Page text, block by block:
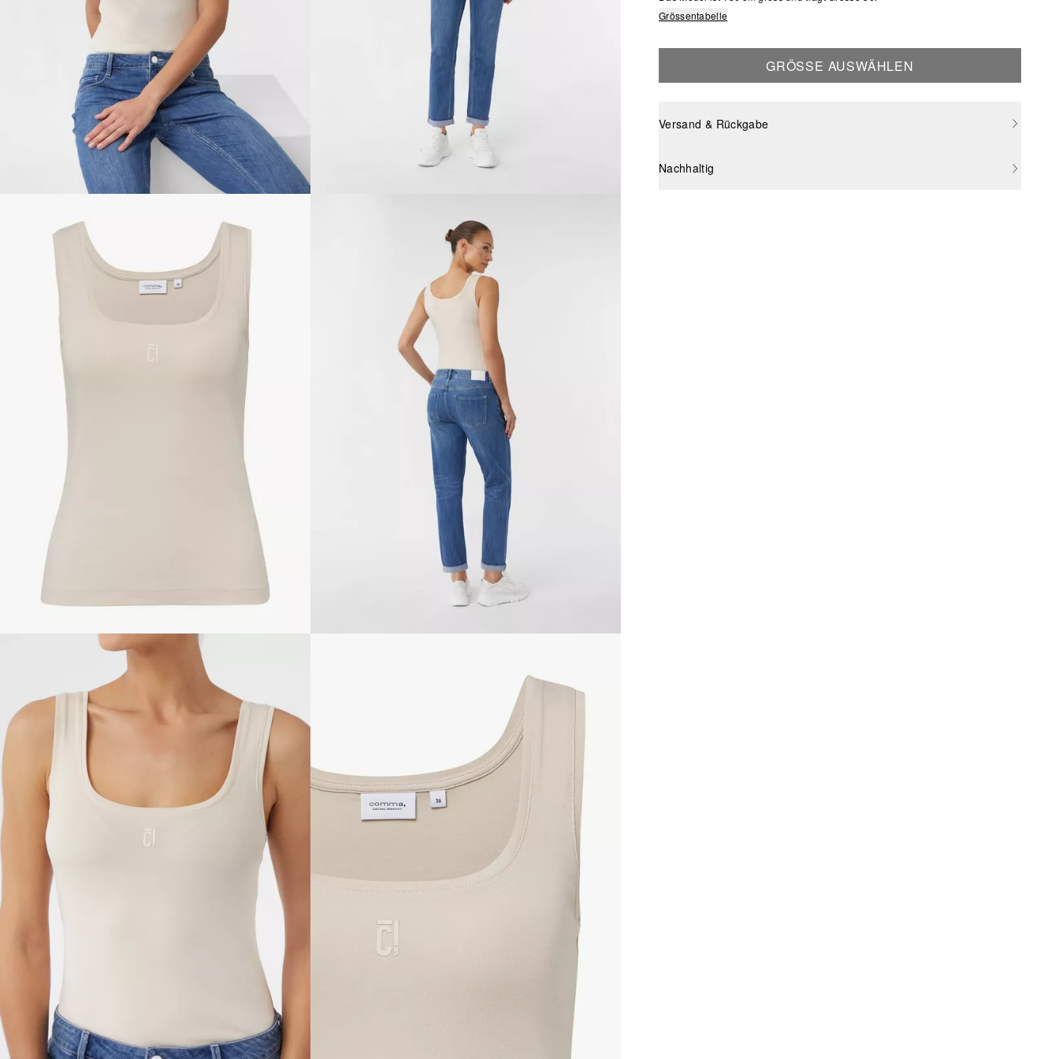
Grössentabelle
GRÖSSE AUSWÄHLEN
Versand & Rückgabe
Nachhaltig